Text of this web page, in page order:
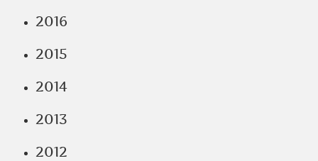
2016
2015
2014
2013
2012